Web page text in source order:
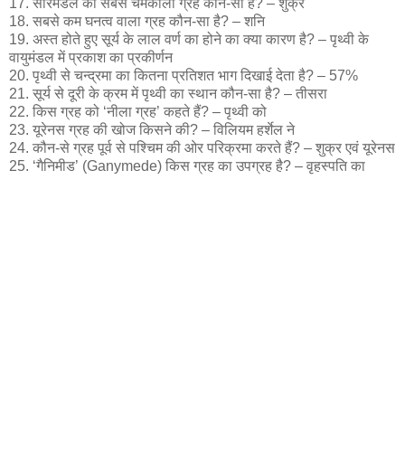
18. सबसे कम घनत्व वाला ग्रह कौन-सा है? – शनि
19. अस्त होते हुए सूर्य के लाल वर्ण का होने का क्या कारण है? – पृथ्वी के
वायुमंडल में प्रकाश का प्रकीर्णन
20. पृथ्वी से चन्द्रमा का कितना प्रतिशत भाग दिखाई देता है? – 57%
21. सूर्य से दूरी के क्रम में पृथ्वी का स्थान कौन-सा है? – तीसरा
22. किस ग्रह को ‘नीला ग्रह’ कहते हैं? – पृथ्वी को
23. यूरेनस ग्रह की खोज किसने की? – विलियम हर्शेल ने
24. कौन-से ग्रह पूर्व से पश्चिम की ओर परिक्रमा करते हैं? – शुक्र एवं यूरेनस
25. ‘गैनिमीड’ (Ganymede) किस ग्रह का उपग्रह है? – वृहस्पति का